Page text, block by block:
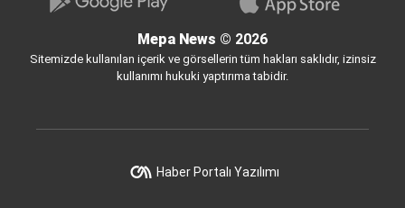
Mepa News © 2026
Sitemizde kullanılan içerik ve görsellerin tüm hakları saklıdır, izinsiz
kullanımı hukuki yaptırıma tabidir.
Haber Portalı Yazılımı